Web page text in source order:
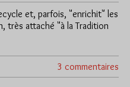
et, parfois, "enrichit" les
très attaché "à la Tradition
3 commentaires